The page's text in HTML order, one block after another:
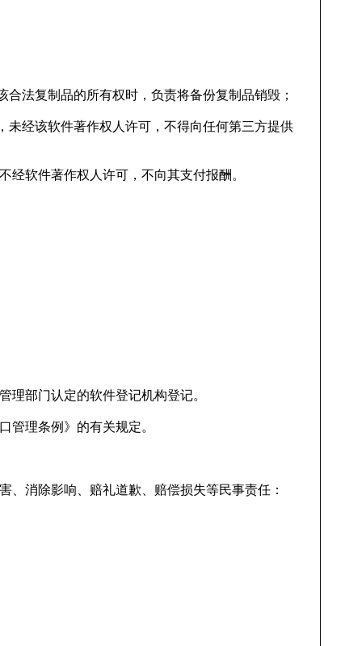
法复制品的所有权时，负责将备份复制品销毁；
经该软件著作权人许可，不得向任何第三方提供
软件著作权人许可，不向其支付报酬。
理部门认定的软件登记机构登记。
管理条例》的有关规定。
消除影响、赔礼道歉、赔偿损失等民事责任：